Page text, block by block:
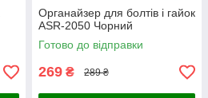
Органайзер для болтів і гайок
ASR-2050 Чорний
Готово до відправки
269 ₴ 289 ₴